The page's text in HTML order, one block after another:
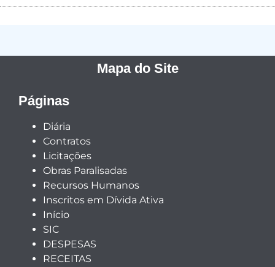
Mapa do Site
Páginas
Diária
Contratos
Licitações
Obras Paralisadas
Recursos Humanos
Inscritos em Dívida Ativa
Início
SIC
DESPESAS
RECEITAS